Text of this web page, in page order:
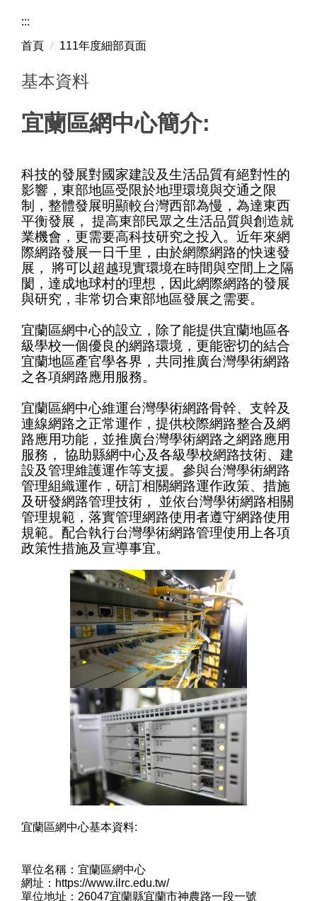
:::
首頁
111年度細部頁面
基本資料
宜蘭區網中心簡介:
科技的發展對國家建設及生活品質有絕對性的
影響，東部地區受限於地理環境與交通之限
制，整體發展明顯較台灣西部為慢，為達東西
平衡發展， 提高東部民眾之生活品質與創造就
業機會，更需要高科技研究之投入。近年來網
際網路發展一日千里，由於網際網路的快速發
展， 將可以超越現實環境在時間與空間上之隔
閡，達成地球村的理想，因此網際網路的發展
與研究，非常切合東部地區發展之需要。
宜蘭區網中心的設立，除了能提供宜蘭地區各
級學校一個優良的網路環境，更能密切的結合
宜蘭地區產官學各界，共同推廣台灣學術網路
之各項網路應用服務。
宜蘭區網中心維運台灣學術網路骨幹、支幹及
連線網路之正常運作，提供校際網路整合及網
路應用功能，並推廣台灣學術網路之網路應用
服務， 協助縣網中心及各級學校網路技術、建
設及管理維護運作等支援。參與台灣學術網路
管理組織運作，研訂相關網路運作政策、措施
及研發網路管理技術， 並依台灣學術網路相關
管理規範，落實管理網路使用者遵守網路使用
規範。配合執行台灣學術網路管理使用上各項
政策性措施及宣導事宜。
宜蘭區網中心基本資料:
單位名稱：宜蘭區網中心
網址：https://www.ilrc.edu.tw/
單位地址：26047宜蘭縣宜蘭市神農路一段一號